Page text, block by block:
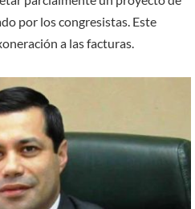
por los congresistas. Este
a las facturas.